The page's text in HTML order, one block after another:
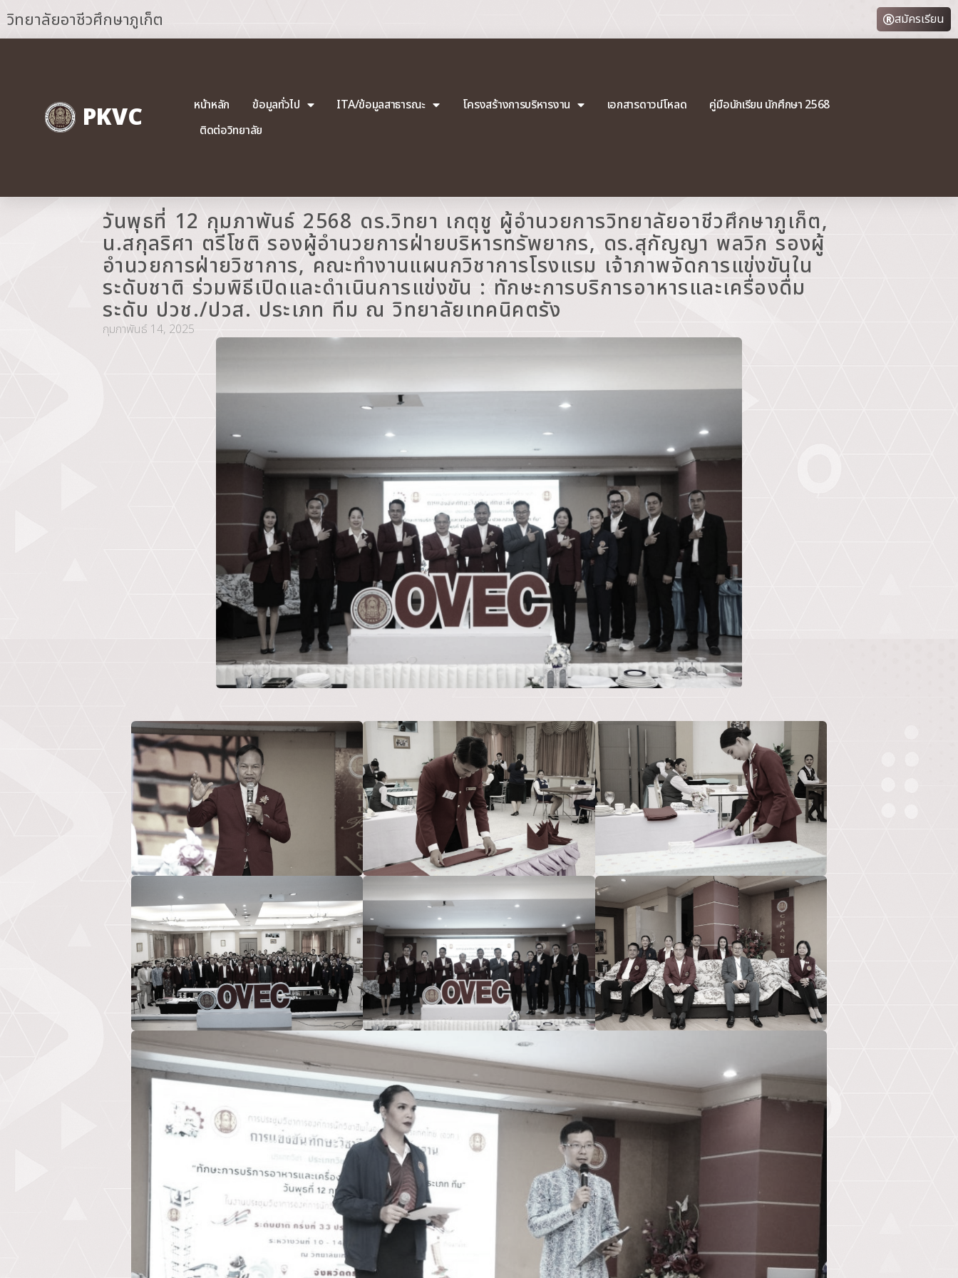
วิทยาลัยอาชีวศึกษาภูเก็ต สมัครเรียน
PKVC หน้าหลัก ข้อมูลทั่วไป ITA/ข้อมูลสาธารณะ โครงสร้างการบริหารงาน เอกสารดาวน์โหลด
คู่มือนักเรียน นักศึกษา 2568
ติดต่อวิทยาลัย
วันพุธที่ 12 กุมภาพันธ์ 2568 ดร.วิทยา เกตุชู ผู้อำนวยการวิทยาลัยอาชีวศึกษาภูเก็ต,
น.สกุลริศา ตรีโชติ รองผู้อำนวยการฝ่ายบริหารทรัพยากร, ดร.สุกัญญา พลวิก รองผู้
อำนวยการฝ่ายวิชาการ, คณะทำงานแผนกวิชาการโรงแรม เจ้าภาพจัดการแข่งขันใน
ระดับชาติ ร่วมพิธีเปิดและดำเนินการแข่งขัน : ทักษะการบริการอาหารและเครื่องดื่ม
ระดับ ปวช./ปวส. ประเภท ทีม ณ วิทยาลัยเทคนิคตรัง
กุมภาพันธ์ 14, 2025